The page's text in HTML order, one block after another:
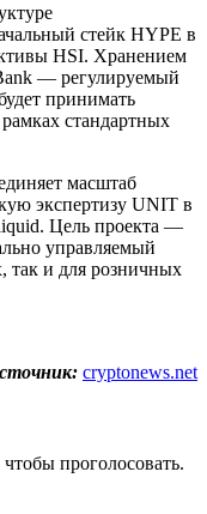
стейк HYPE в
HSI. Хранением
— регулируемый
принимать
стандартных
масштаб
экспертизу UNIT в
Цель проекта —
управляемый
так и для розничных
cryptonews.net
чтобы проголосовать.